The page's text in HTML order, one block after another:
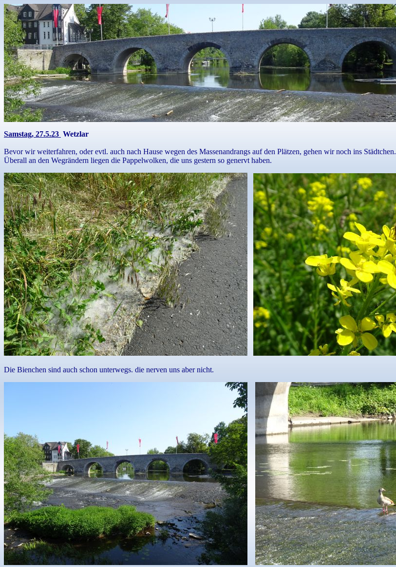
Samstag, 27.5.23 Wetzlar
Bevor wir weiterfahren, oder evtl. auch nach Hause wegen des Massenandrangs auf den Plätzen, gehen wir noch ins Städtchen.
Überall an den Wegrändern liegen die Pappelwolken, die uns gestern so genervt haben.
Die Bienchen sind auch schon unterwegs. die nerven uns aber nicht.